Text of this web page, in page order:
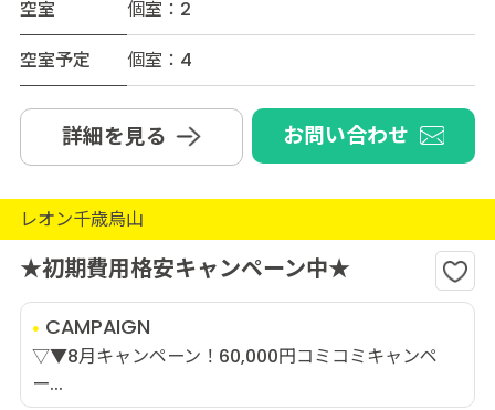
空室
個室：2
空室予定
個室：4
詳細を見る お問い合わせ
レオン千歳烏山
★初期費用格安キャンペーン中★
CAMPAIGN
▽▼8月キャンペーン！60,000円コミコミキャンペ
ー...